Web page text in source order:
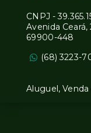
CNPJ -
Avenida
69900-448
(68) 3223-
Aluguel,